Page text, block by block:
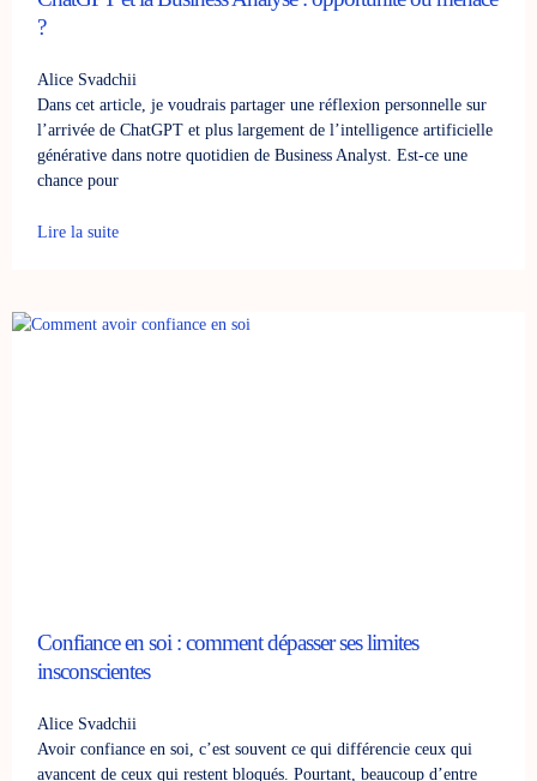
?
Alice Svadchii
Dans cet article, je voudrais partager une réflexion personnelle sur
l’arrivée de ChatGPT et plus largement de l’intelligence artificielle
générative dans notre quotidien de Business Analyst. Est-ce une
chance pour
Lire la suite
Confiance en soi : comment dépasser ses limites
insconscientes
Alice Svadchii
Avoir confiance en soi, c’est souvent ce qui différencie ceux qui
avancent de ceux qui restent bloqués. Pourtant, beaucoup d’entre